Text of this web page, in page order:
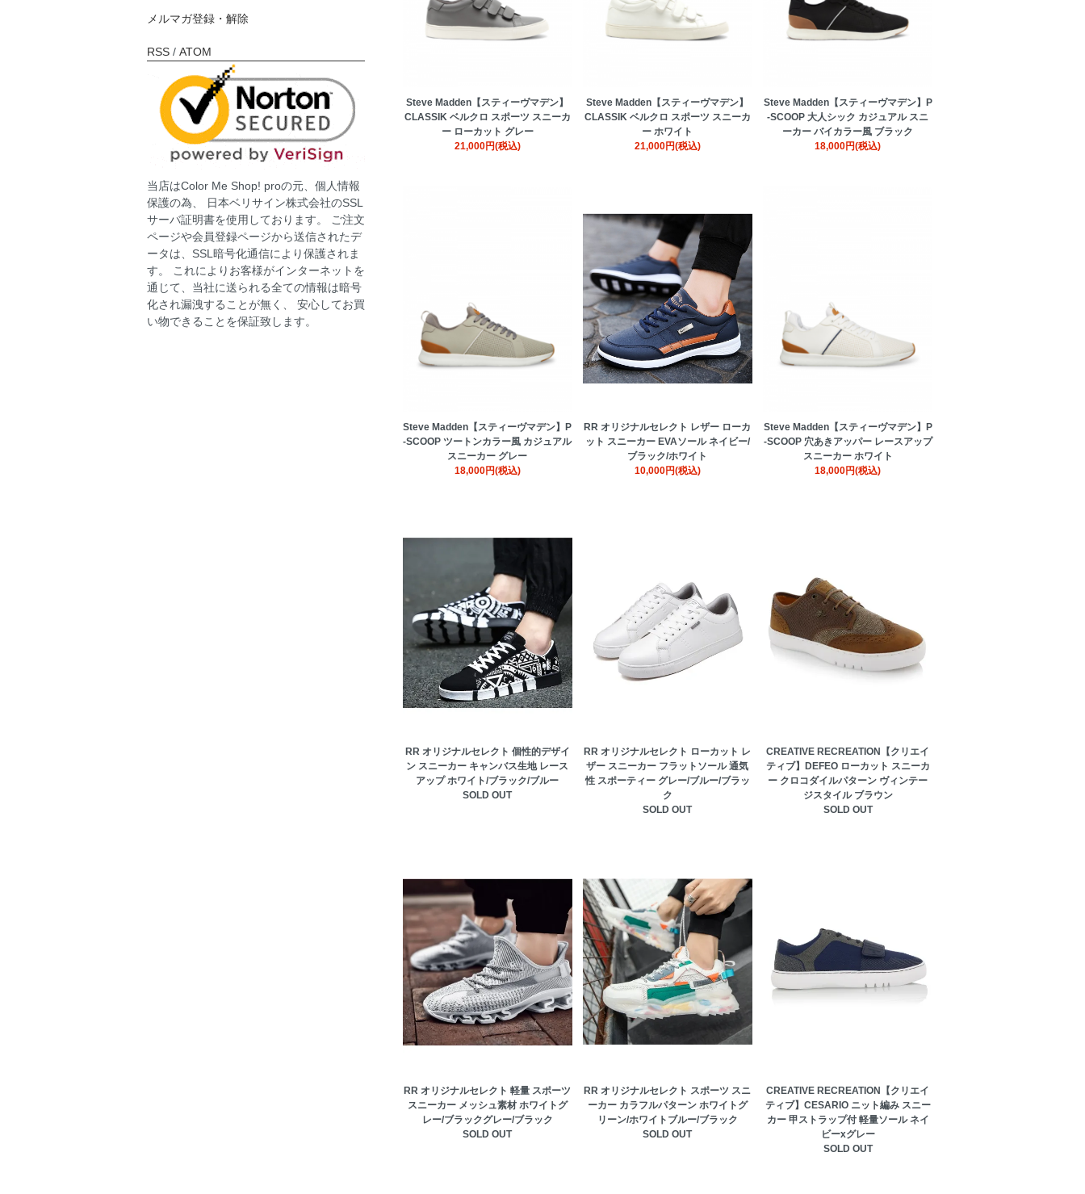
Steve Madden【スティーヴマデン】
CLASSIK ベルクロ スポーツ スニーカ
ー ローカット グレー
21,000円(税込)
Steve Madden【スティーヴマデン】
CLASSIK ベルクロ スポーツ スニーカ
ー ホワイト
21,000円(税込)
Steve Madden【スティーヴマデン】P
-SCOOP 大人シック カジュアル スニ
ーカー バイカラー風 ブラック
18,000円(税込)
Steve Madden【スティーヴマデン】P
-SCOOP ツートンカラー風 カジュアル
スニーカー グレー
18,000円(税込)
RR オリジナルセレクト レザー ローカ
ット スニーカー EVAソール ネイビー/
ブラック/ホワイト
10,000円(税込)
Steve Madden【スティーヴマデン】P
-SCOOP 穴あきアッパー レースアップ
スニーカー ホワイト
18,000円(税込)
RR オリジナルセレクト 個性的デザイ
ン スニーカー キャンバス生地 レース
アップ ホワイト/ブラック/ブルー
SOLD OUT
RR オリジナルセレクト ローカット レ
ザー スニーカー フラットソール 通気
性 スポーティー グレー/ブルー/ブラッ
ク
SOLD OUT
CREATIVE RECREATION【クリエイ
ティブ】DEFEO ローカット スニーカ
ー クロコダイルパターン ヴィンテー
ジスタイル ブラウン
SOLD OUT
RR オリジナルセレクト 軽量 スポーツ
スニーカー メッシュ素材 ホワイトグ
レー/ブラックグレー/ブラック
SOLD OUT
RR オリジナルセレクト スポーツ スニ
ーカー カラフルパターン ホワイトグ
リーン/ホワイトブルー/ブラック
SOLD OUT
CREATIVE RECREATION【クリエイ
ティブ】CESARIO ニット編み スニー
カー 甲ストラップ付 軽量ソール ネイ
ビーxグレー
SOLD OUT
メルマガ登録・解除
RSS / ATOM
当店はColor Me Shop! proの元、個人情報
保護の為、 日本ベリサイン株式会社のSSL
サーバ証明書を使用しております。 ご注文
ページや会員登録ページから送信されたデ
ータは、SSL暗号化通信により保護されま
す。 これによりお客様がインターネットを
通じて、当社に送られる全ての情報は暗号
化され漏洩することが無く、 安心してお買
い物できることを保証致します。